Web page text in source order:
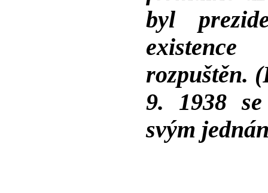
byl
rozpuštěn.
9. 1938
svým